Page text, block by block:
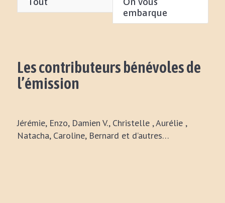
embarque
Les contributeurs bénévoles de
l’émission
Jérémie, Enzo, Damien V., Christelle , Aurélie ,
Natacha, Caroline, Bernard et d’autres…